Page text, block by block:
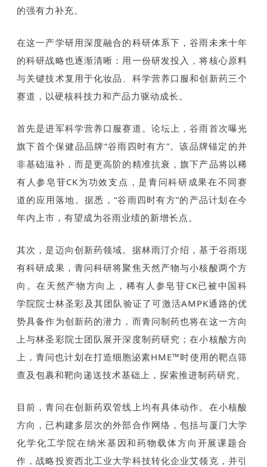
的强有力补充。
在这一产学研用深度融合的科研体系下，谷雨未来十年
的科研战略也逐渐清晰：用一份研发投入，将核心原料
与关键技术复用于化妆品、科学营养口服和创新药三个
赛道，以硬核科技力和产品力驱动成长。
首先是进军科学营养口服赛道。论坛上，谷雨首次曝光
旗下首个保健品品牌“谷雨四时有方”。该品牌锚定的并
非基础滋补，而是更高阶的精准抗衰，旗下产品将以稀
有人参皂苷CK为功效支点，是青问科研成果在不同赛
道的应用落地。据悉，“谷雨四时有方”的产品计划在今
年内上市，有望成为谷雨业绩的新增长点。
其次，是迈向创新药领域。据林雨汀介绍，基于谷雨现
有科研成果，青问科研将聚焦天然产物与小核酸两个方
向。在天然产物方向上，稀有人参皂苷CK已被中国科
学院院士林圣彩及其团队验证了可激活AMPK通路的优
势具备作为创新药的潜力，而青问制药也将在这一方向
上与林圣彩院士团队展开深度制药研究；在小核酸方向
上，青问也计划在打造细胞泌素HME™时使用的靶点筛
查及包裹和靶向递送技术基础上，探索推进制药研究。
目前，青问在创新药双管线上均有具体动作。在小核酸
方向，已构建多层次的外部合作网络，包括与厦门大学
化学化工学院在纳米基因和药物载体方向开展课题合
作，战略投资西北工业大学科技转化企业艾领克，并引